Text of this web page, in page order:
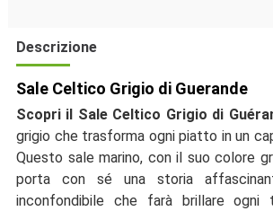
Descrizione
Sale Celtico Grigio di Guerande
Scopri il Sale Celtico Grigio di
grigio che trasforma ogni piatto in un
Questo sale marino, con il suo colore
porta con sé una storia
inconfondibile che farà brillare ogni